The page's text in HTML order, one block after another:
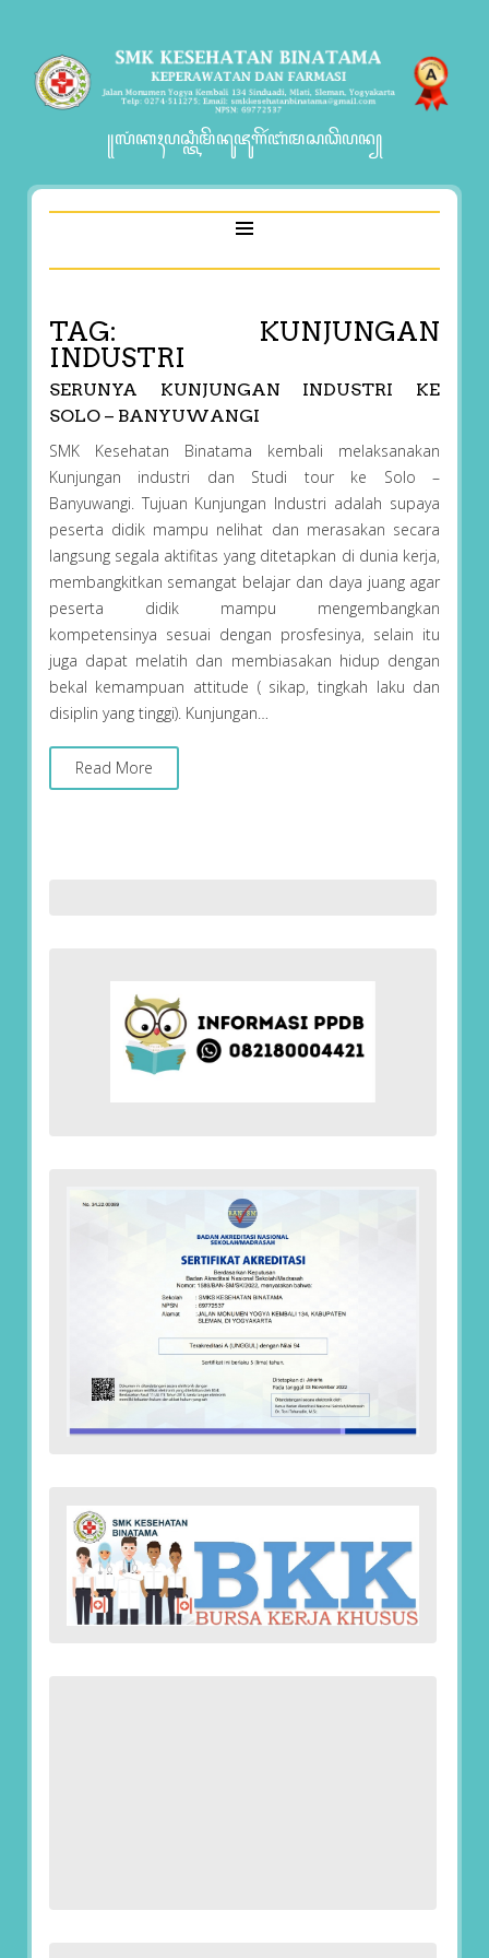
꧋ꦭꦁꦏꦃꦥꦱ꧀ꦠꦶꦩꦼꦤꦸꦗꦸꦒꦼꦂꦧꦁꦩꦱꦣꦼꦥꦤ꧀
TAG: KUNJUNGAN
INDUSTRI
SERUNYA KUNJUNGAN INDUSTRI KE
SOLO – BANYUWANGI
SMK Kesehatan Binatama kembali melaksanakan
Kunjungan industri dan Studi tour ke Solo –
Banyuwangi. Tujuan Kunjungan Industri adalah supaya
peserta didik mampu nelihat dan merasakan secara
langsung segala aktifitas yang ditetapkan di dunia kerja,
membangkitkan semangat belajar dan daya juang agar
peserta didik mampu mengembangkan
kompetensinya sesuai dengan prosfesinya, selain itu
juga dapat melatih dan membiasakan hidup dengan
bekal kemampuan attitude ( sikap, tingkah laku dan
disiplin yang tinggi). Kunjungan…
Read More